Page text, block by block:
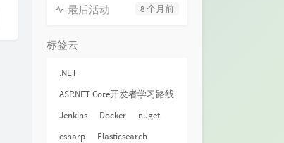
8 个月前
最后活动
标签云
.NET
ASP.NET Core开发者学习路线
Jenkins
Docker
nuget
csharp
Elasticsearch